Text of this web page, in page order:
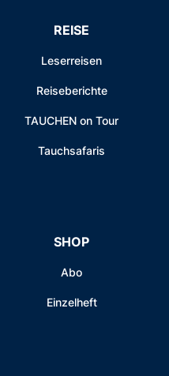
REISE
Leserreisen
Reiseberichte
TAUCHEN on Tour
Tauchsafaris
SHOP
Abo
Einzelheft